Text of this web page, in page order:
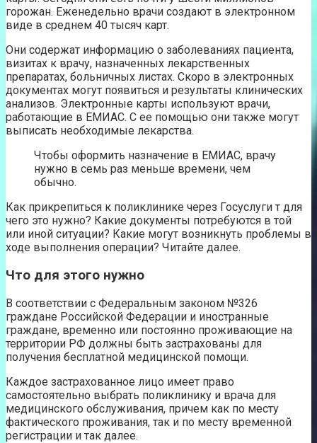
горожан. Еженедельно врачи создают в электронном
виде в среднем 40 тысяч карт.
Они содержат информацию о заболеваниях пациента,
визитах к врачу, назначенных лекарственных
препаратах, больничных листах. Скоро в электронных
документах могут появиться и результаты клинических
анализов. Электронные карты используют врачи,
работающие в ЕМИАС. С ее помощью они также могут
выписать необходимые лекарства.
Чтобы оформить назначение в ЕМИАС, врачу
нужно в семь раз меньше времени, чем
обычно.
Как прикрепиться к поликлинике через Госуслуги т для
чего это нужно? Какие документы потребуются в той
или иной ситуации? Какие могут возникнуть проблемы в
ходе выполнения операции? Читайте далее.
Что для этого нужно
В соответствии с Федеральным законом №326
граждане Российской Федерации и иностранные
граждане, временно или постоянно проживающие на
территории РФ должны быть застрахованы для
получения бесплатной медицинской помощи.
Каждое застрахованное лицо имеет право
самостоятельно выбрать поликлинику и врача для
медицинского обслуживания, причем как по месту
фактического проживания, так и по месту временной
регистрации и так далее.